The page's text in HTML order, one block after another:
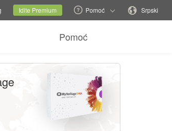
Trenutni sajtPromenite jezik
Idite Premium Pomoć Srpski
Pomoć